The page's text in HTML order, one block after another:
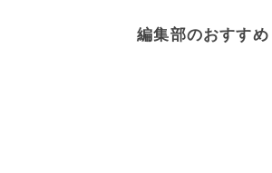
編集部のおすすめ